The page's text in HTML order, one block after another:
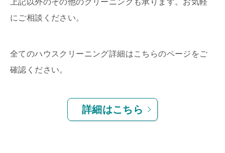
にご相談ください。
全てのハウスクリーニング詳細はこちらのページをご
確認ください。
詳細はこちら